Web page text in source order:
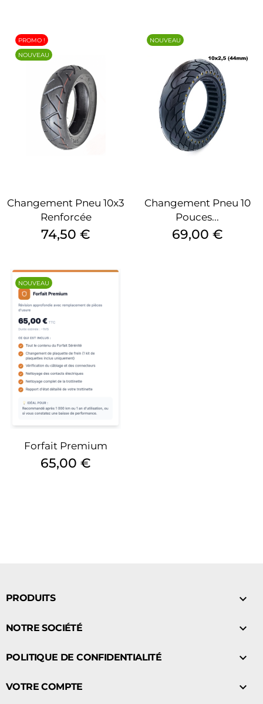
Changement Pneu 10x3
Renforcée
Prix
74,50 €
PROMO !
NOUVEAU
Changement Pneu 10
Pouces...
Prix
69,00 €
NOUVEAU
Forfait Premium
Prix
65,00 €
NOUVEAU
PRODUITS 
NOTRE SOCIÉTÉ 
POLITIQUE DE CONFIDENTIALITÉ 
VOTRE COMPTE 